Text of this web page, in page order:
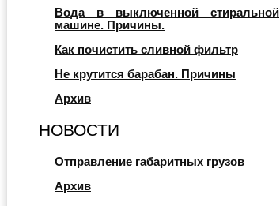
Вода в выключенной стиральной
машине. Причины.
Как почистить сливной фильтр
Не крутится барабан. Причины
Архив
НОВОСТИ
Отправление габаритных грузов
Архив